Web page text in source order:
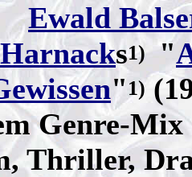
Ewald
s1) "
" 1)
Genre-Mix
Thriller,